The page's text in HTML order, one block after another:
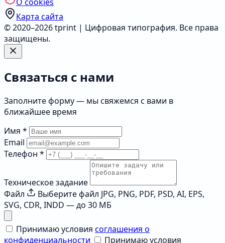
Карта сайта
© 2020–2026 tprint | Цифровая типография. Все права
защищены.
Связаться с нами
Заполните форму — мы свяжемся с вами в
ближайшее время
Имя *
Email
Телефон *
Техническое задание
Файл
Выберите файл JPG, PNG, PDF, PSD, AI, EPS,
SVG, CDR, INDD — до 30 МБ
Принимаю условия соглашения о
конфиденциальности
Принимаю условия